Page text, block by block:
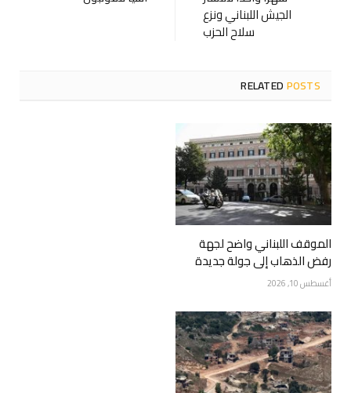
الجيش اللبناني ونزع
سلاح الحزب
RELATEDPOSTS
الموقف اللبناني واضح لجهة
رفض الذهاب إلى جولة جديدة
أغسطس 10, 2026